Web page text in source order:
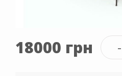
18000 грн